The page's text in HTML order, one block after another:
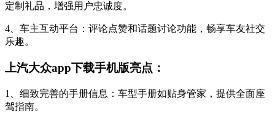
定制礼品，增强用户忠诚度。
4、车主互动平台：评论点赞和话题讨论功能，畅享车友社交
乐趣。
上汽大众app下载手机版亮点：
1、细致完善的手册信息：车型手册如贴身管家，提供全面座
驾指南。